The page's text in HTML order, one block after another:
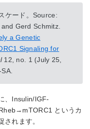
ケード。Source:
Gerd Schmitz.
a Genetic
Signaling for
12, no. 1 (July 25,
、Insulin/IGF-
というカ
されます。